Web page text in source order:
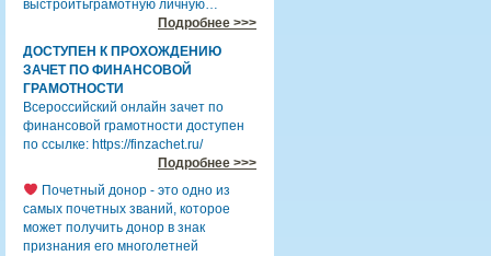
выстроитьграмотную личную…
Подробнее >>>
ДОСТУПЕН К ПРОХОЖДЕНИЮ
ЗАЧЕТ ПО ФИНАНСОВОЙ
ГРАМОТНОСТИ
Всероссийский онлайн зачет по
финансовой грамотности доступен
по ссылке: https://finzachet.ru/
Подробнее >>>
Почетный донор - это одно из
самых почетных званий, которое
может получить донор в знак
признания его многолетней